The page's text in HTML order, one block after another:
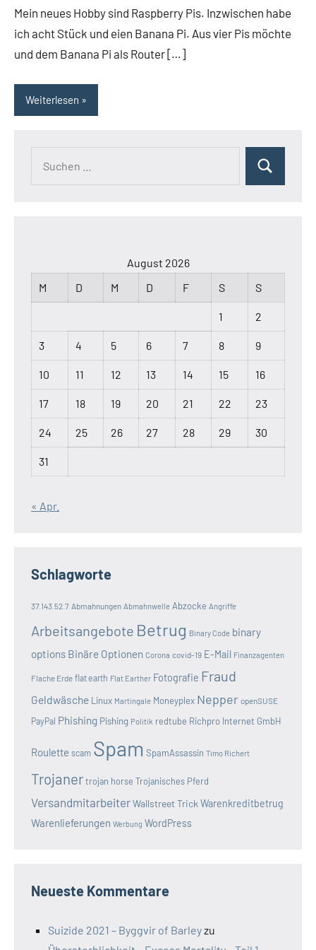
Mein neues Hobby sind Raspberry Pis. Inzwischen habe
ich acht Stück und eien Banana Pi. Aus vier Pis möchte
und dem Banana Pi als Router […]
Weiterlesen
Suchen
August 2026
M
D M D F S S
1 2
3 4 5 6 7 8 9
10 11 12 13 14 15 16
17 18 19 20 21 22 23
24 25 26 27 28 29 30
31
« Apr.
Schlagworte
37.143.52.7 Abmahnungen Abmahnwelle Abzocke Angriffe
Arbeitsangebote Betrug Binary Code binary
options Binäre Optionen Corona covid-19 E-Mail Finanzagenten
Flache Erde flat earth Flat Earther Fotografie Fraud
Geldwäsche Linux Martingale Moneyplex Nepper openSUSE
PayPal Phishing Pishing Politik redtube Richpro Internet GmbH
Roulette scam Spam SpamAssassin Timo Richert
Trojanertrojan horse Trojanisches Pferd
VersandmitarbeiterWallstreet Trick Warenkreditbetrug
Warenlieferungen Werbung WordPress
Neueste Kommentare
Suizide 2021 – Byggvir of Barleyzu